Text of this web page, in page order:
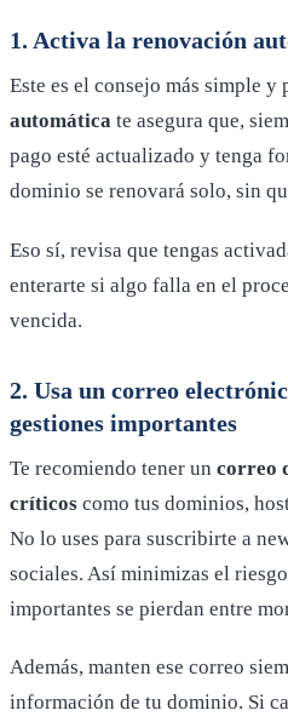
1. Activa la renovación
Este es el consejo más simple y
automática te asegura que,
pago esté actualizado y tenga
dominio se renovará solo, sin
Eso sí, revisa que tengas
enterarte si algo falla en el
vencida.
2. Usa un correo
gestiones importantes
Te recomiendo tener un correo
críticos como tus dominios,
No lo uses para suscribirte a
sociales. Así minimizas el
importantes se pierdan entre
Además, manten ese correo
información de tu dominio. Si